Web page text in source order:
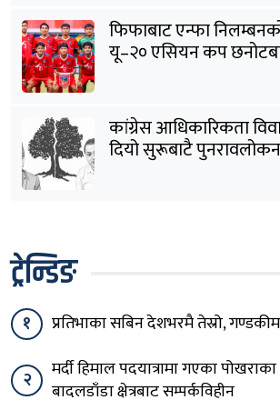
फिफाबाट एन्फा
यू–२० एसियन कप
कांग्रेस आधिकारिकता
दियो सुरूबाटै
ट्रेन्डिङ
१ प्रतिभाका सबिन देशभरमै तेस्रो,
२
मर्दी हिमाल पदयात्रामा गएका
बादलडाँडा क्षेत्रबाट सम्पर्कविहीन